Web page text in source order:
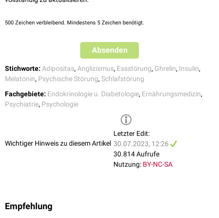
verminderte Lebensqualität
koronare Herzkrankheit(KHK)
körperlicher Vernachlässigung in der Kindheit.
500 Zeichen verbleibend. Mindestens 5 Zeichen benötigt.
Absenden
Stichworte: Adipositas, Anglizismus, Essstörung, Ghrelin, Insulin,
Melatonin, Psychische Störung, Schlafstörung
Fachgebiete: Endokrinologie u. Diabetologie, Ernährungsmedizin,
Psychiatrie, Psychologie
Wichtiger Hinweis zu diesem Artikel
Letzter Edit:
30.07.2023, 12:26
30.814 Aufrufe
Nutzung: BY-NC-SA
Empfehlung